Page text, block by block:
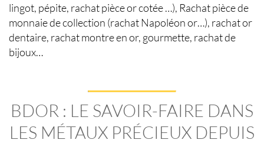
lingot, pépite, rachat pièce or cotée …), Rachat pièce de
monnaie de collection (rachat Napoléon or…), rachat or
dentaire, rachat montre en or, gourmette, rachat de
bijoux…
BDOR : LE SAVOIR-FAIRE DANS
LES MÉTAUX PRÉCIEUX DEPUIS